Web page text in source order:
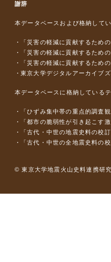
謝辞
本データベースおよび格納して
「災害の軽減に貢献するため
「災害の軽減に貢献するため
「災害の軽減に貢献するため
東京大学デジタルアーカイブ
本データベースに格納している
「ひずみ集中帯の重点的調査
「都市の脆弱性が引き起こす
「古代・中世の地震史料の
「古代・中世の全地震史料
© 東京大学地震火山史料連携研